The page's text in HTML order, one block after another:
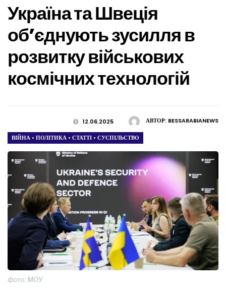
Україна та Швеція
об’єднують зусилля в
розвитку військових
космічних технологій
АВТОР: BESSARABIANEWS
12.06.2025
ВІЙНА • ПОЛІТИКА • СТАТТІ • СУСПІЛЬСТВО
фото: МОУ